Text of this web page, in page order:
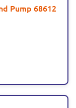
Pump 68612